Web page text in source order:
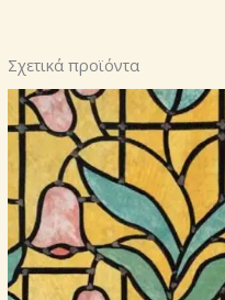
Σχετικά προϊόντα